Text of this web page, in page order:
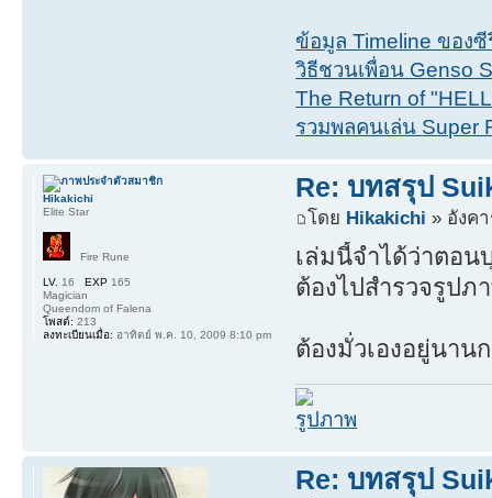
ข้อมูล Timeline ของ
วิธีชวนเพื่อน Genso
The Return of
รวมพลคนเล่น Super
Re: บทสรุป
โดย Hikakichi » อังค
เล่มนี้จำได้ว่าตอ
ต้องไปสำรวจรูปภ
ต้องมั่วเองอยู่นาน
Hikakichi
Elite Star
Fire Rune
LV. 16 EXP 165
Magician
Queendom of Falena
โพสต์: 213
ลงทะเบียนเมื่อ: อาทิตย์ พ.ค. 10, 2009 8:10 pm
Re: บทสรุป